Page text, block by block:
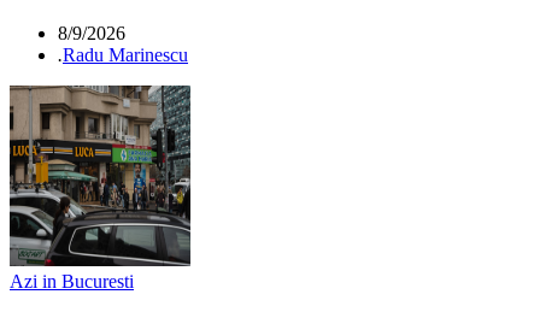
8/9/2026
.Radu Marinescu
Azi in Bucuresti